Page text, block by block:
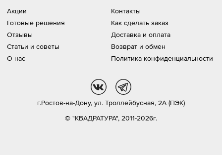
Акции
Готовые решения
Отзывы
Статьи и советы
О нас
Контакты
Как сделать заказ
Доставка и оплата
Возврат и обмен
Политика конфиденциальности
© "КВАДРАТУРА", 2011-2026г.
г.Ростов-на-Дону, ул. Троллейбусная, 2А (ПЭК)
vk tg